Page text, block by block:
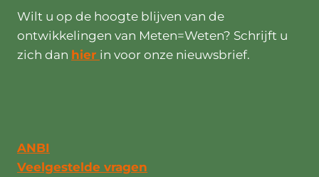
Wilt u op de hoogte blijven van de
ontwikkelingen van Meten=Weten? Schrijft u
zich dan hier in voor onze nieuwsbrief.
ANBI
Veelgestelde vragen